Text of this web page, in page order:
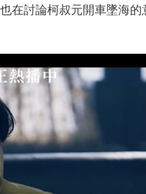
在討論柯叔元開車墜海